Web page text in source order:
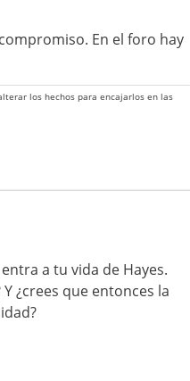
En el foro hay
los hechos para encajarlos en las
a tu vida de Hayes.
¿crees que entonces la